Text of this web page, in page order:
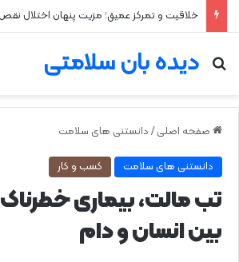
خلاقیت و تمرکز عمیق؛ مزیت پنهان اختلال
دیده بان سلامتی
جستجو برای
صفحه اصلی / دانستنی های سلامت
دانستنی های سلامت کسب و کار
تب مالت، بیماری
بین انسان و دام